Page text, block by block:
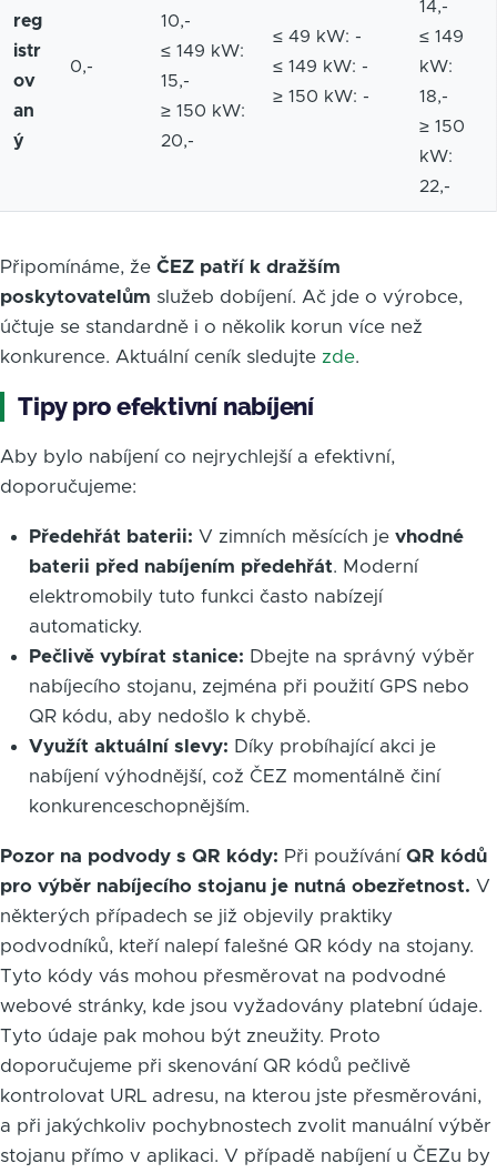
reg
istr
ov
an
ý
0,-
10,-
≤ 149 kW:
15,-
≥ 150 kW:
20,-
≤ 49 kW: -
≤ 149 kW: -
≥ 150 kW: -
14,-
≤ 149
kW:
18,-
≥ 150
kW:
22,-
Připomínáme, že ČEZ patří k dražším
poskytovatelům služeb dobíjení. Ač jde o výrobce,
účtuje se standardně i o několik korun více než
konkurence. Aktuální ceník sledujte zde.
Tipy pro efektivní nabíjení
Aby bylo nabíjení co nejrychlejší a efektivní,
doporučujeme:
Předehřát baterii: V zimních měsících je vhodné
baterii před nabíjením předehřát. Moderní
elektromobily tuto funkci často nabízejí
automaticky.
Pečlivě vybírat stanice: Dbejte na správný výběr
nabíjecího stojanu, zejména při použití GPS nebo
QR kódu, aby nedošlo k chybě.
Využít aktuální slevy: Díky probíhající akci je
nabíjení výhodnější, což ČEZ momentálně činí
konkurenceschopnějším.
Pozor na podvody s QR kódy: Při používání QR kódů
pro výběr nabíjecího stojanu je nutná obezřetnost. V
některých případech se již objevily praktiky
podvodníků, kteří nalepí falešné QR kódy na stojany.
Tyto kódy vás mohou přesměrovat na podvodné
webové stránky, kde jsou vyžadovány platební údaje.
Tyto údaje pak mohou být zneužity. Proto
doporučujeme při skenování QR kódů pečlivě
kontrolovat URL adresu, na kterou jste přesměrováni,
a při jakýchkoliv pochybnostech zvolit manuální výběr
stojanu přímo v aplikaci. V případě nabíjení u ČEZu by